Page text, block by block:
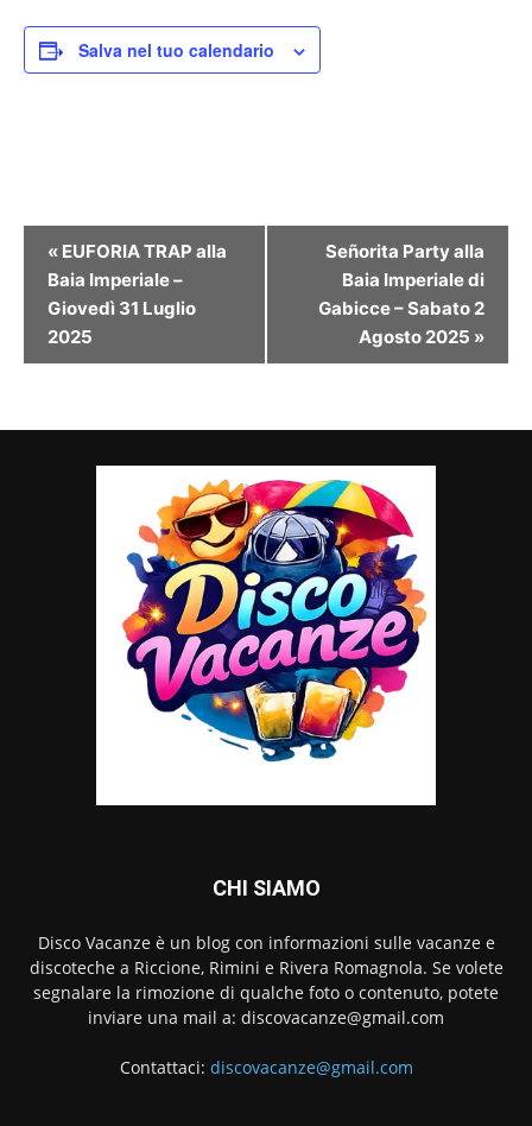
Salva nel tuo calendario
Evento
Navigazione
« EUFORIA TRAP alla
Baia Imperiale –
Giovedì 31 Luglio
2025
Señorita Party alla
Baia Imperiale di
Gabicce – Sabato 2
Agosto 2025 »
CHI SIAMO
Disco Vacanze è un blog con informazioni sulle vacanze e
discoteche a Riccione, Rimini e Rivera Romagnola. Se volete
segnalare la rimozione di qualche foto o contenuto, potete
inviare una mail a: discovacanze@gmail.com
Contattaci: discovacanze@gmail.com